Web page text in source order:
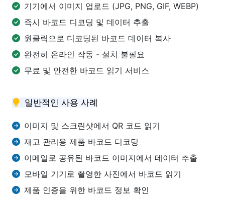
기기에서 이미지 업로드 (JPG, PNG, GIF, WEBP)
즉시 바코드 디코딩 및 데이터 추출
원클릭으로 디코딩된 바코드 데이터 복사
완전히 온라인 작동 - 설치 불필요
무료 및 안전한 바코드 읽기 서비스
일반적인 사용 사례
이미지 및 스크린샷에서 QR 코드 읽기
재고 관리용 제품 바코드 디코딩
이메일로 공유된 바코드 이미지에서 데이터 추출
모바일 기기로 촬영한 사진에서 바코드 읽기
제품 인증을 위한 바코드 정보 확인